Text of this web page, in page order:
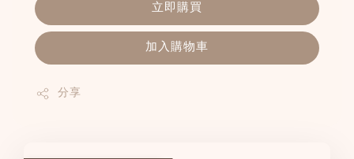
立即購買
加入購物車
分享